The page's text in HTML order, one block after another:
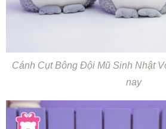
Cánh Cụt Bông Đội Mũ Sinh Nhật
nay